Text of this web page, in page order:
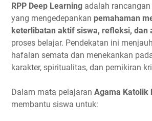
RPP Deep Learning adalah
yang mengedepankan pemahaman
keterlibatan aktif siswa, refleksi, dan
proses belajar. Pendekatan ini
hafalan semata dan menekankan
karakter, spiritualitas, dan pemikiran
Dalam mata pelajaran Agama Katolik
membantu siswa untuk: